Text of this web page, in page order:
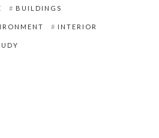
BUILDINGS
INTERIOR